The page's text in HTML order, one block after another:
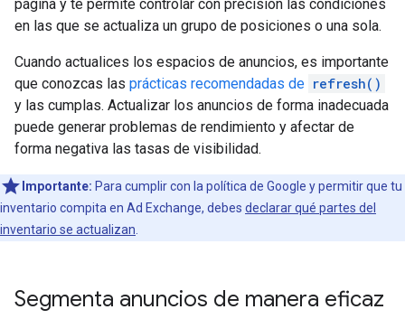
página y te permite controlar con precisión las condiciones
en las que se actualiza un grupo de posiciones o una sola.
Cuando actualices los espacios de anuncios, es importante
que conozcas las prácticas recomendadas de refresh()
y las cumplas. Actualizar los anuncios de forma inadecuada
puede generar problemas de rendimiento y afectar de
forma negativa las tasas de visibilidad.
Importante: Para cumplir con la política de Google y permitir que tu
inventario compita en Ad Exchange, debes declarar qué partes del
inventario se actualizan
Segmenta anuncios de manera eficaz